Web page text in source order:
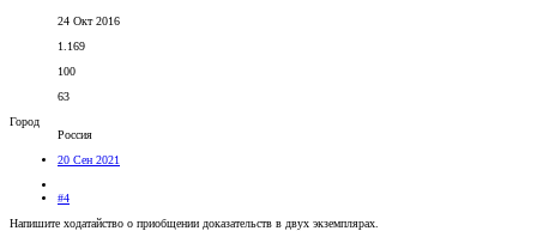
24 Окт 2016
1.169
100
63
Город
Россия
20 Сен 2021
#4
Напишите ходатайство о приобщении доказательств в двух экземплярах.